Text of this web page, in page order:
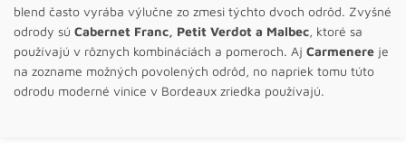
blend často vyrába výlučne zo zmesi týchto dvoch odrôd. Zvyšné
odrody sú Cabernet Franc, Petit Verdot a Malbec, ktoré sa
používajú v rôznych kombináciách a pomeroch. Aj Carmenere je
na zozname možných povolených odrôd, no napriek tomu túto
odrodu moderné vinice v Bordeaux zriedka používajú.